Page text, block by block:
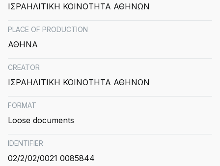
ΙΣΡΑΗΛΙΤΙΚΗ ΚΟΙΝΟΤΗΤΑ ΑΘΗΝΩΝ
PLACE OF PRODUCTION
ΑΘΗΝΑ
CREATOR
ΙΣΡΑΗΛΙΤΙΚΗ ΚΟΙΝΟΤΗΤΑ ΑΘΗΝΩΝ
FORMAT
Loose documents
IDENTIFIER
02/2/02/0021 0085844